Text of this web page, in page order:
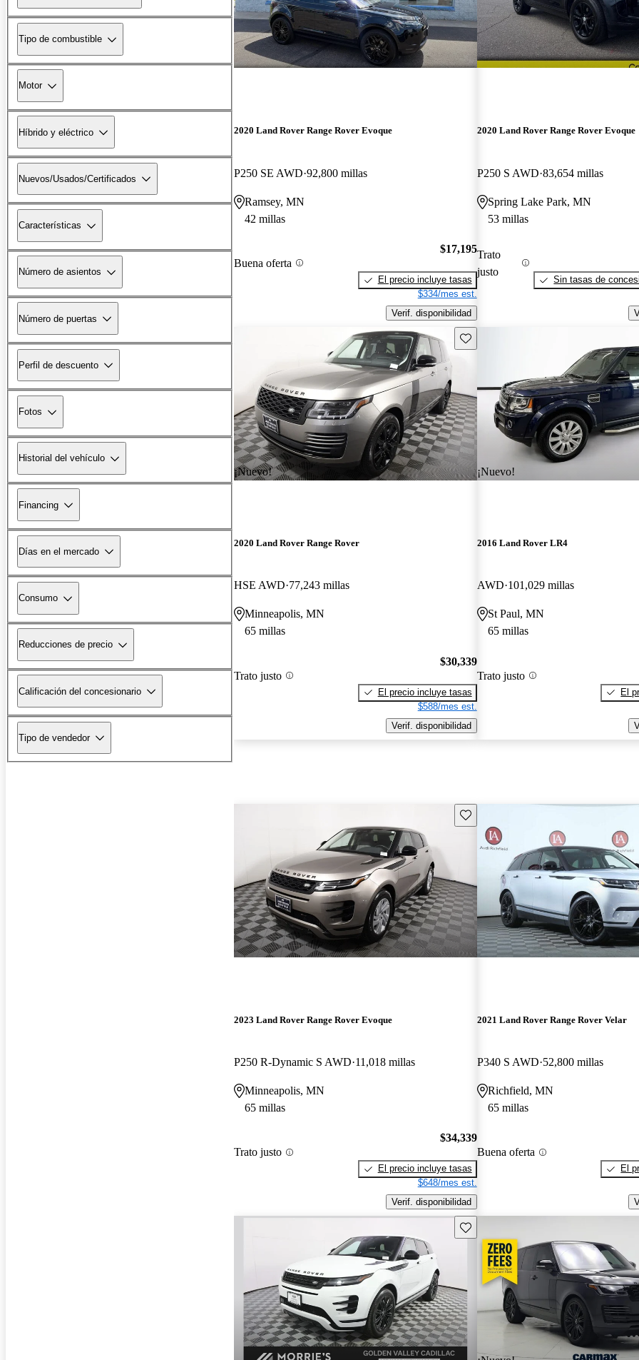
Tipo de combustible
Motor
Híbrido y eléctrico
Nuevos/Usados/Certificados
Características
Número de asientos
Número de puertas
Perfil de descuento
Fotos
Historial del vehículo
Financing
Días en el mercado
Consumo
Reducciones de precio
Calificación del concesionario
Tipo de vendedor
2020 Land Rover Range Rover Evoque
P250 SE AWD 92,800 millas
Ramsey, MN
42 millas
Buena oferta
$17,195
El precio incluye tasas
$334/mes est.
Verif. disponibilidad
2020 Land Rover Range Rover Evoque
P250 S AWD 83,654 millas
Spring Lake Park, MN
53 millas
Trato
justo
Sin tasas de
¡Nuevo!
Guarda este Aviso
2020 Land Rover Range Rover
HSE AWD 77,243 millas
Minneapolis, MN
65 millas
Trato justo
$30,339
El precio incluye tasas
$588/mes est.
Verif. disponibilidad
¡Nuevo!
2016 Land Rover LR4
AWD 101,029 millas
St Paul, MN
65 millas
Trato justo
El
Guarda este Aviso
2023 Land Rover Range Rover Evoque
P250 R-Dynamic S AWD 11,018 millas
Minneapolis, MN
65 millas
Trato justo
$34,339
El precio incluye tasas
$648/mes est.
Verif. disponibilidad
2021 Land Rover Range Rover Velar
P340 S AWD 52,800 millas
Richfield, MN
65 millas
Buena oferta
El
Guarda este Aviso